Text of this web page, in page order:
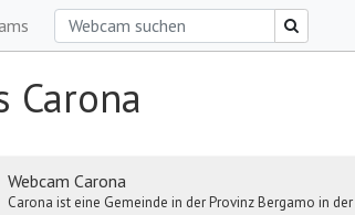
Carona
Webcam Carona
Carona ist eine Gemeinde in der Provinz Bergamo in